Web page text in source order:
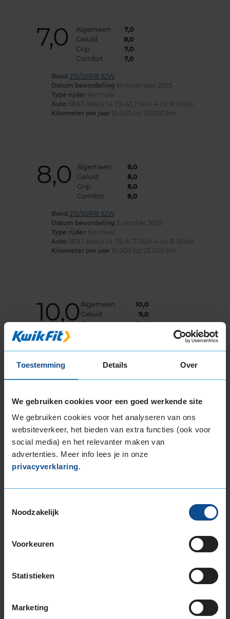
Toestemming Details Over
We gebruiken cookies voor een goed werkende site
We gebruiken cookies voor het analyseren van ons
websiteverkeer, het bieden van extra functies (ook voor
social media) en het relevanter maken van
advertenties. Meer info lees je in onze
privacyverklaring.
Noodzakelijk
Voorkeuren
Statistieken
Marketing
7,0 Algemeen
7,0
Geluid
8,0
Grip
7,0
Comfort
7,0
Band 215/50R18 92W
Datum beoordeling 10 november 2025
Type rijder Normaal
Auto SEAT Ateca 1.4 TSi ACT SUV 4-cil. B 150pk
Kilometer per jaar 10.000 tot 25.000 km
8,0 Algemeen
8,0
Geluid
8,0
Grip
8,0
Comfort
8,0
Band 215/50R18 92W
Datum beoordeling 3 oktober 2025
Type rijder Normaal
Auto SEAT Ateca 1.4 TSi ACT SUV 4-cil. B 150pk
Kilometer per jaar 10.000 tot 25.000 km
10,0 Algemeen
10,0
Geluid
9,0
Grip
10,0
Band 215/50R18 92W
Datum beoordeling
Type rijder
Behoudend
Auto AUDI Q2 1.5 35 TFSi SUV 4-cil. B 150pk
Ik ben van huis uit Bridgestone banden
gewend en nog recenter ook op de 2de auto all
season van Bridgestone laten zetten. Hier ben
ik iets minder tevreden over, v.w.b. comfort.
bandenmaat omvang (inch)